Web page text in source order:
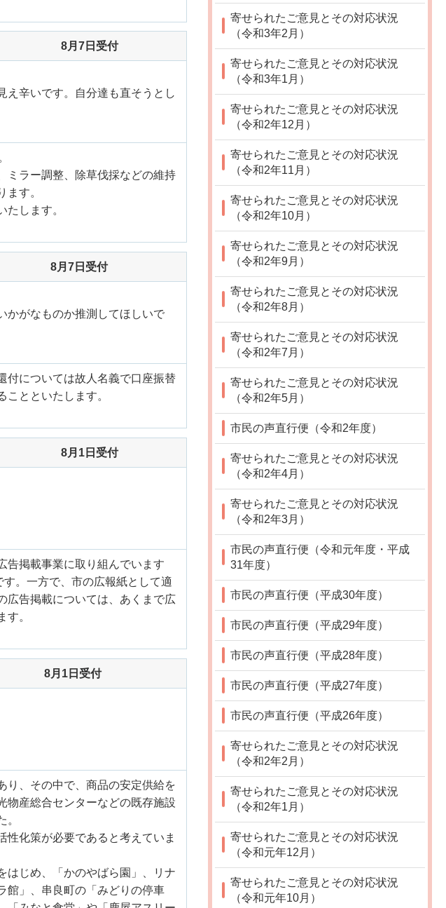
8月7日受付
え辛いです。自分達も直そうとし
ミラー調整、除草伐採などの維持
す。
します。
8月7日受付
かがなものか推測してほしいで
付については故人名義で口座振替
とといたします。
8月1日受付
告掲載事業に取り組んでいます
。一方で、市の広報紙として適
広告掲載については、あくまで広
。
8月1日受付
り、その中で、商品の安定供給を
物産総合センターなどの既存施設
性化策が必要であると考えていま
はじめ、「かのやばら園」、リナ
館」、串良町の「みどりの停車
寄せられたご意見とその対応状況
（令和3年2月）
寄せられたご意見とその対応状況
（令和3年1月）
寄せられたご意見とその対応状況
（令和2年12月）
寄せられたご意見とその対応状況
（令和2年11月）
寄せられたご意見とその対応状況
（令和2年10月）
寄せられたご意見とその対応状況
（令和2年9月）
寄せられたご意見とその対応状況
（令和2年8月）
寄せられたご意見とその対応状況
（令和2年7月）
寄せられたご意見とその対応状況
（令和2年5月）
市民の声直行便（令和2年度）
寄せられたご意見とその対応状況
（令和2年4月）
寄せられたご意見とその対応状況
（令和2年3月）
市民の声直行便（令和元年度・平成
31年度）
市民の声直行便（平成30年度）
市民の声直行便（平成29年度）
市民の声直行便（平成28年度）
市民の声直行便（平成27年度）
市民の声直行便（平成26年度）
寄せられたご意見とその対応状況
（令和2年2月）
寄せられたご意見とその対応状況
（令和2年1月）
寄せられたご意見とその対応状況
（令和元年12月）
寄せられたご意見とその対応状況
（令和元年10月）